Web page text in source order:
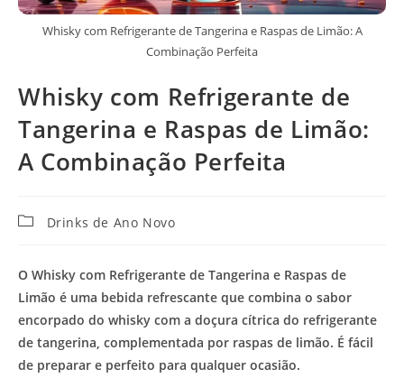
Whisky com Refrigerante de Tangerina e Raspas de Limão: A
Combinação Perfeita
Whisky com Refrigerante de
Tangerina e Raspas de Limão:
A Combinação Perfeita
CategoriaDrinks de Ano Novo
O Whisky com Refrigerante de Tangerina e Raspas de
Limão é uma bebida refrescante que combina o sabor
encorpado do whisky com a doçura cítrica do refrigerante
de tangerina, complementada por raspas de limão. É fácil
de preparar e perfeito para qualquer ocasião.